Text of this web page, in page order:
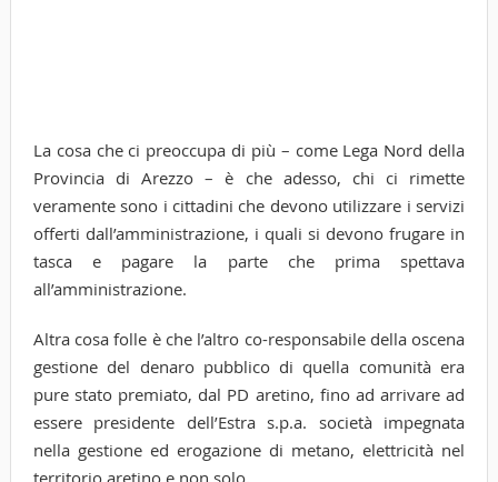
La cosa che ci preoccupa di più – come Lega Nord della
Provincia di Arezzo – è che adesso, chi ci rimette
veramente sono i cittadini che devono utilizzare i servizi
offerti dall’amministrazione, i quali si devono frugare in
tasca e pagare la parte che prima spettava
all’amministrazione.
Altra cosa folle è che l’altro co-responsabile della oscena
gestione del denaro pubblico di quella comunità era
pure stato premiato, dal PD aretino, fino ad arrivare ad
essere presidente dell’Estra s.p.a. società impegnata
nella gestione ed erogazione di metano, elettricità nel